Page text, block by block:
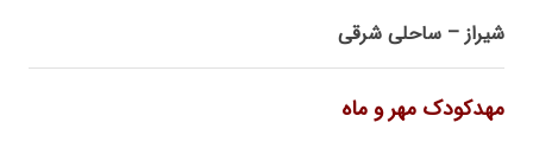
شیراز – ساحلی شرقی
مهدکودک مهر و ماه